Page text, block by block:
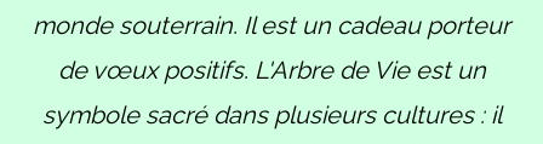
monde souterrain. Il est un cadeau porteur
de vœux positifs. L'Arbre de Vie est un
symbole sacré dans plusieurs cultures : il